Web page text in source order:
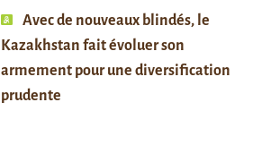
Avec de nouveaux blindés, le
Kazakhstan fait évoluer son
armement pour une diversification
prudente